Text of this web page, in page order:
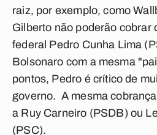
raiz, por exemplo, como
Gilberto não poderão cobrar
federal Pedro Cunha Lima
Bolsonaro com a mesma
pontos, Pedro é crítico de
governo. A mesma
a Ruy Carneiro (PSDB) ou
(PSC).